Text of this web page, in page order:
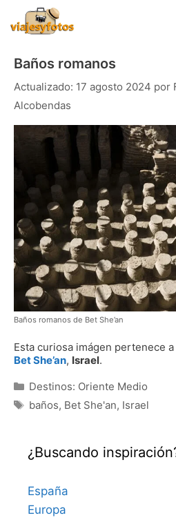
contenido
Baños romanos
17 agosto 2024 por
Alcobendas
Baños romanos de Bet She’an
Esta curiosa imágen pertenece a
Bet She’an, Israel.
Categorías
Destinos: Oriente Medio
Etiquetas
baños, Bet She'an, Israel
¿Buscando
España
Europa